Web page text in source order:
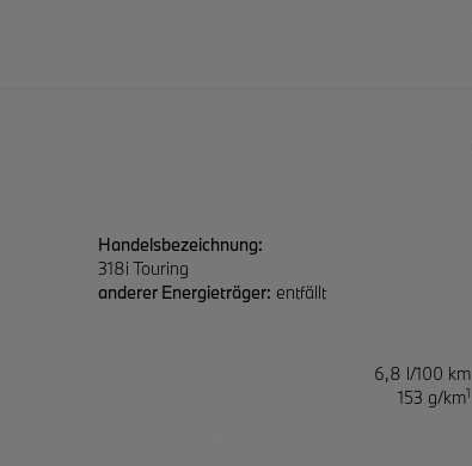
Handelsbezeichnung:
318i Touring
anderer Energieträger: entfällt
6,8 l/100 km
153 g/km1